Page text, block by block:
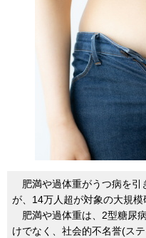
肥満や過体重がうつ病を引
が、14万人超が対象の大規模
肥満や過体重は、2型糖尿
けでなく、社会的不名誉(ス